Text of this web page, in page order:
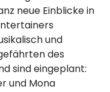
neue Einblicke in
und
des
sind eingeplant:
und Mona